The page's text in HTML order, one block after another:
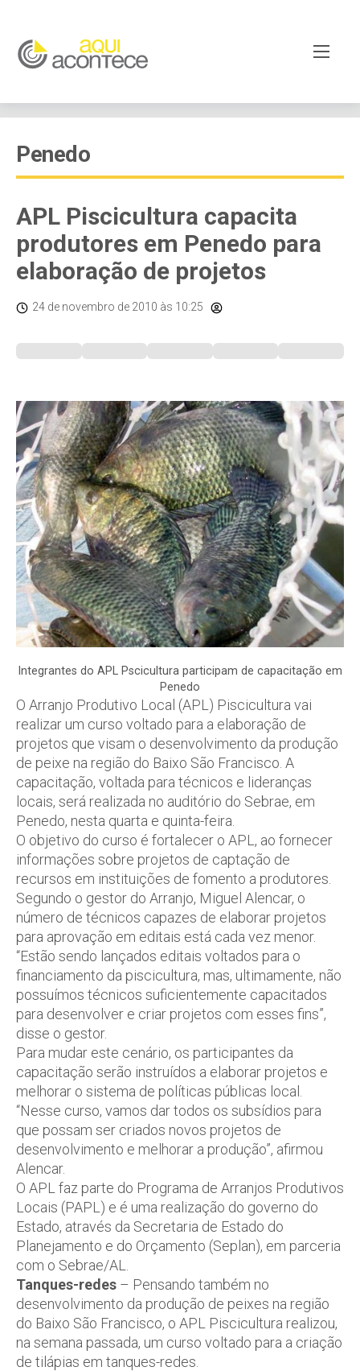
Penedo
APL Piscicultura capacita
produtores em Penedo para
elaboração de projetos
24 de novembro de 2010 às 10:25
Integrantes do APL Pscicultura participam de capacitação em
Penedo
O Arranjo Produtivo Local (APL) Piscicultura vai
realizar um curso voltado para a elaboração de
projetos que visam o desenvolvimento da produção
de peixe na região do Baixo São Francisco. A
capacitação, voltada para técnicos e lideranças
locais, será realizada no auditório do Sebrae, em
Penedo, nesta quarta e quinta-feira.
O objetivo do curso é fortalecer o APL, ao fornecer
informações sobre projetos de captação de
recursos em instituições de fomento a produtores.
Segundo o gestor do Arranjo, Miguel Alencar, o
número de técnicos capazes de elaborar projetos
para aprovação em editais está cada vez menor.
“Estão sendo lançados editais voltados para o
financiamento da piscicultura, mas, ultimamente, não
possuímos técnicos suficientemente capacitados
para desenvolver e criar projetos com esses fins”,
disse o gestor.
Para mudar este cenário, os participantes da
capacitação serão instruídos a elaborar projetos e
melhorar o sistema de políticas públicas local.
“Nesse curso, vamos dar todos os subsídios para
que possam ser criados novos projetos de
desenvolvimento e melhorar a produção”, afirmou
Alencar.
O APL faz parte do Programa de Arranjos Produtivos
Locais (PAPL) e é uma realização do governo do
Estado, através da Secretaria de Estado do
Planejamento e do Orçamento (Seplan), em parceria
com o Sebrae/AL.
Tanques-redes – Pensando também no
desenvolvimento da produção de peixes na região
do Baixo São Francisco, o APL Piscicultura realizou,
na semana passada, um curso voltado para a criação
de tilápias em tanques-redes.